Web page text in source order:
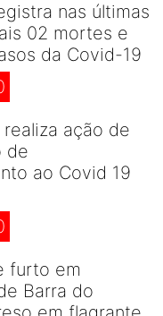
nas últimas
02 mortes e
da Covid-19
ação de
de
ao Covid 19
furto em
Barra do